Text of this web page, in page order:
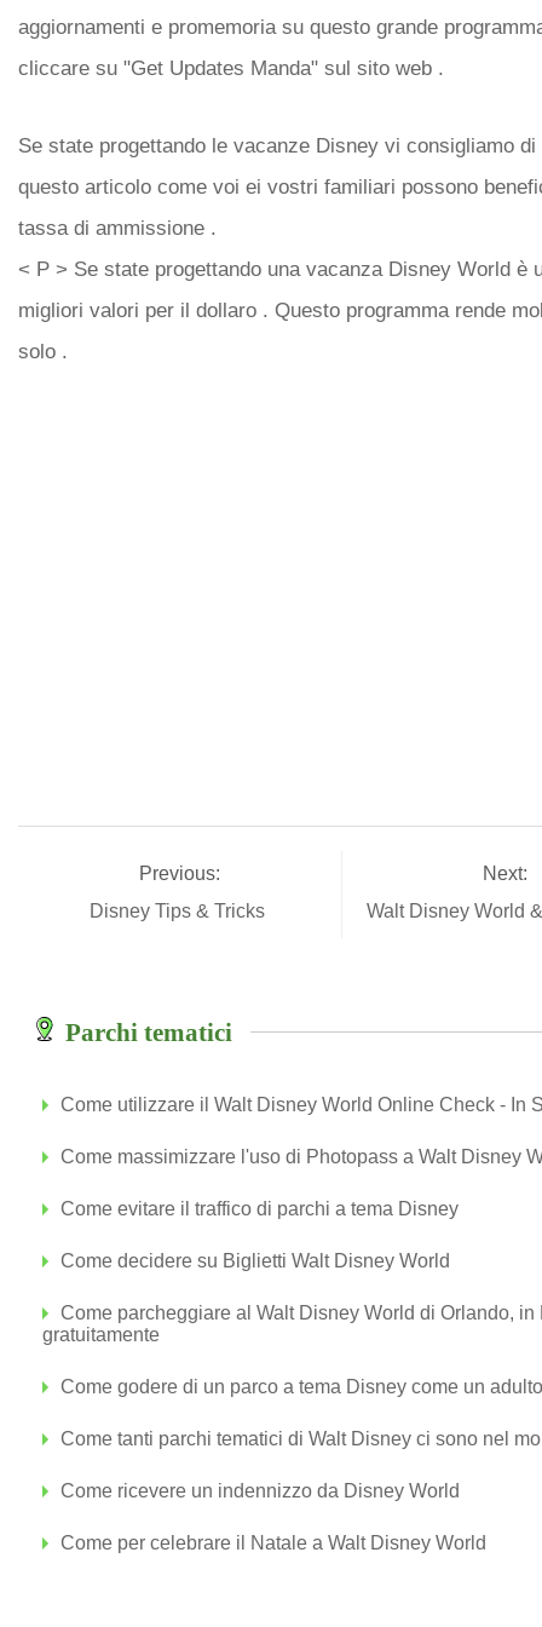
aggiornamenti e promemoria su questo grande
cliccare su "Get Updates Manda" sul sito web .
Se state progettando le vacanze Disney vi consigliamo di
questo articolo come voi ei vostri familiari possono
tassa di ammissione .
< P > Se state progettando una vacanza Disney World è
migliori valori per il dollaro . Questo programma rende
solo .
Previous:
Disney Tips & Tricks
Next:
Walt Disney World
Parchi tematici
Come utilizzare il Walt Disney World Online Check - In
Come massimizzare l'uso di Photopass a Walt Disney
Come evitare il traffico di parchi a tema Disney
Come decidere su Biglietti Walt Disney World
Come parcheggiare al Walt Disney World di Orlando, in
gratuitamente
Come godere di un parco a tema Disney come un adulto
Come tanti parchi tematici di Walt Disney ci sono nel
Come ricevere un indennizzo da Disney World
Come per celebrare il Natale a Walt Disney World